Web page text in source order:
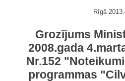
Rīgā
Grozījums
2008.gada
Nr.152
programmas